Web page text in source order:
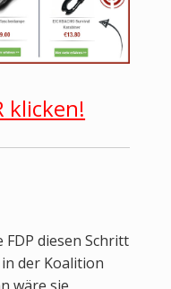
klicken!
FDP diesen Schritt
der Koalition